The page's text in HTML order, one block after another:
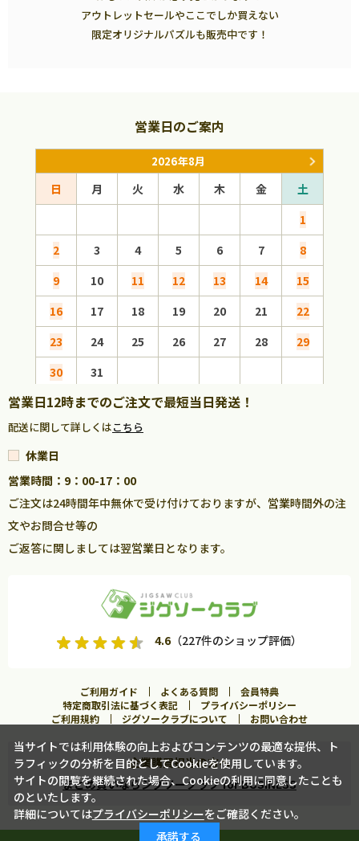
カートに入れる
アウトレットセールやここでしか買えない
限定オリジナルパズルも販売中です！
営業日のご案内
2026年8月
日 月 火 水 木 金
土
1
2
3 4 5 6 7
8
9
10 11 12 13 14
15
16
17 18 19 20 21
22
23
24 25 26 27 28
29
30
31
営業日12時までのご注文で最短当日発送！
配送に関して詳しくはこちら
休業日
営業時間：9：00-17：00
ご注文は24時間年中無休で受け付けておりますが、営業時間外の注
文やお問合せ等の
ご返答に関しましては翌営業日となります。
4.6（227件のショップ評価）
ご利用ガイド よくある質問
会員特典
特定商取引法に基づく表記
プライバシーポリシー
ご利用規約
ジグソークラブについて お問い合わせ
企業購買担当の方へ
まとめ買いならジグソークラブ for BUSINESS
当サイトでは利用体験の向上およびコンテンツの最適な提供、ト
ラフィックの分析を目的としてCookieを使用しています。
サイトの閲覧を継続された場合、Cookieの利用に同意したことも
のといたします。
詳細についてはプライバシーポリシーをご確認ください。
承諾する